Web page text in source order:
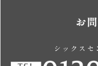
シックスセ